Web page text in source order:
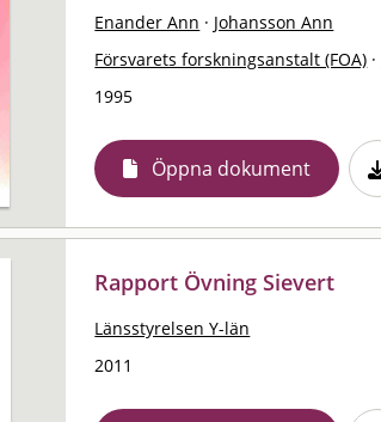
Enander Ann · Johansson Ann
Försvarets forskningsanstalt (FOA) ·
1995
Öppna dokument
Rapport Övning Sievert
Länsstyrelsen Y-län
2011